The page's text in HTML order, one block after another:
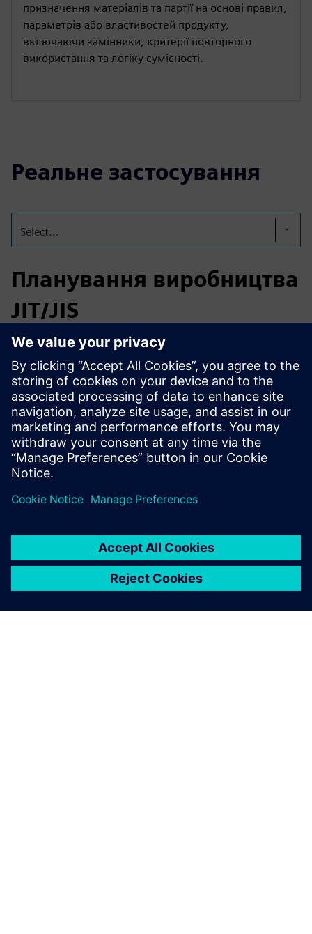
призначення матеріалів та партії на основі правил,
параметрів або властивостей продукту,
включаючи замінники, критерії повторного
використання та логіку сумісності.
Реальне застосування
Select...
Планування виробництва
JIT/JIS
SmarterMRP допомагає виробникам та постачальникам
автомобілів планувати під обмеженнями JIT/JIS,
керувати багатоваріантними BOM та вирішувати
рішення щодо матеріалів та партії перед плануванням.
Це покращує вирівнювання MBOM, готовність до
виконання та простежуваність для відкликання та
аудиту клієнтів.